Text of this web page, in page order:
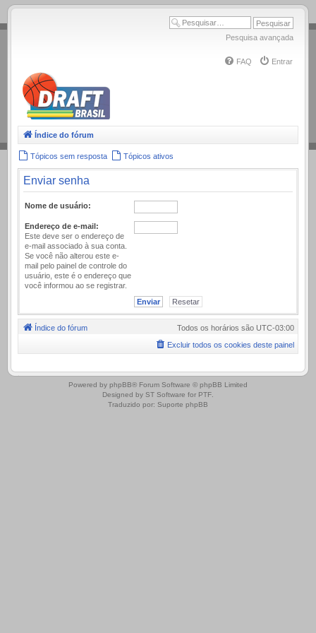
.
Pesquisa avançada
FAQ Entrar
Índice do fórum
Tópicos sem resposta Tópicos ativos
Enviar senha
Nome de usuário:
Endereço de e-mail:
Este deve ser o endereço de
e-mail associado à sua conta.
Se você não alterou este e-
mail pelo painel de controle do
usuário, este é o endereço que
você informou ao se registrar.
Índice do fórum Todos os horários são UTC-03:00
Excluir todos os cookies deste painel
.
Powered by phpBB® Forum Software © phpBB Limited
Designed by ST Software for PTF.
Traduzido por: Suporte phpBB